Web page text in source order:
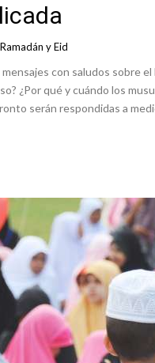
Ramadán y Eid
con saludos sobre
¿Por qué y cuándo los
serán respondidas a